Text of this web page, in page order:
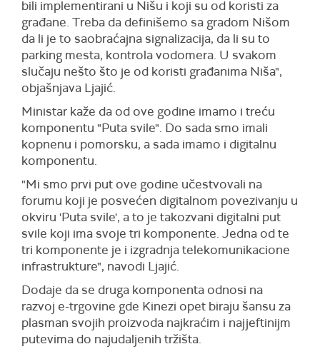
bili implementirani u Nišu i koji su od koristi za
građane. Treba da definišemo sa gradom Nišom
da li je to saobraćajna signalizacija, da li su to
parking mesta, kontrola vodomera. U svakom
slučaju nešto što je od koristi građanima Niša",
objašnjava Ljajić.
Ministar kaže da od ove godine imamo i treću
komponentu "Puta svile". Do sada smo imali
kopnenu i pomorsku, a sada imamo i digitalnu
komponentu.
"Mi smo prvi put ove godine učestvovali na
forumu koji je posvećen digitalnom povezivanju u
okviru 'Puta svile', a to je takozvani digitalni put
svile koji ima svoje tri komponente. Jedna od te
tri komponente je i izgradnja telekomunikacione
infrastrukture", navodi Ljajić.
Dodaje da se druga komponenta odnosi na
razvoj e-trgovine gde Kinezi opet biraju šansu za
plasman svojih proizvoda najkraćim i najjeftinijm
putevima do najudaljenih tržišta.